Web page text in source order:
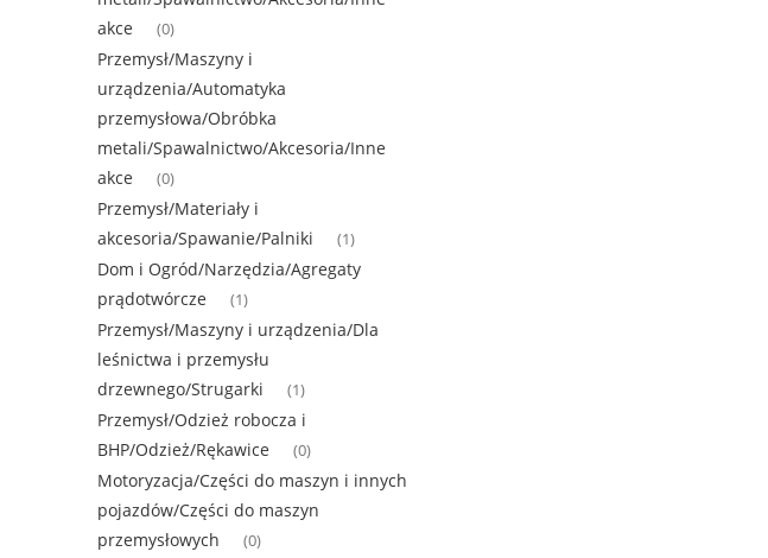
akce
(0)
Przemysł/Maszyny i
urządzenia/Automatyka
przemysłowa/Obróbka
metali/Spawalnictwo/Akcesoria/Inne
akce
(0)
Przemysł/Materiały i
akcesoria/Spawanie/Palniki
(1)
Dom i Ogród/Narzędzia/Agregaty
prądotwórcze
(1)
Przemysł/Maszyny i urządzenia/Dla
leśnictwa i przemysłu
drzewnego/Strugarki
(1)
Przemysł/Odzież robocza i
BHP/Odzież/Rękawice
(0)
Motoryzacja/Części do maszyn i innych
pojazdów/Części do maszyn
przemysłowych
(0)